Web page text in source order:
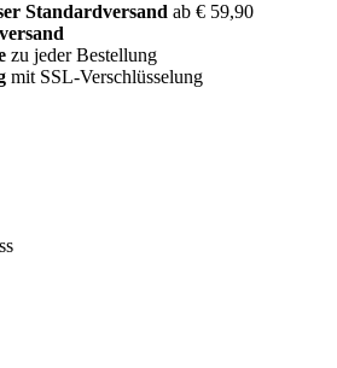
Standardversand ab € 59,90
zu jeder Bestellung
mit SSL-Verschlüsselung